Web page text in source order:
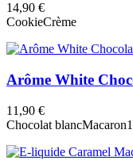
14,90 €
CookieCrème
Arôme White
11,90 €
Chocolat blancMacaron